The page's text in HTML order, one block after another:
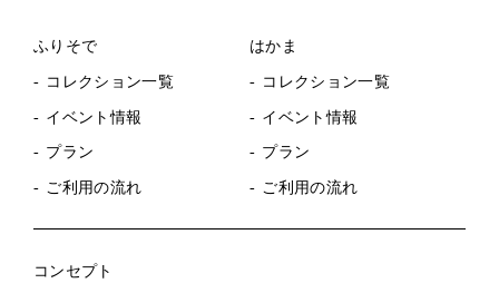
ふりそで
コレクション一覧
イベント情報
プラン
ご利用の流れ
はかま
コレクション一覧
イベント情報
プラン
ご利用の流れ
コンセプト